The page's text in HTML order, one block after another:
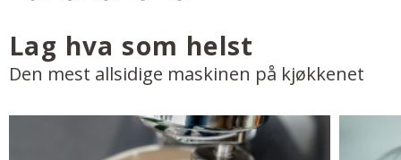
Lag hva som helst
Den mest allsidige maskinen på kjøkkenet